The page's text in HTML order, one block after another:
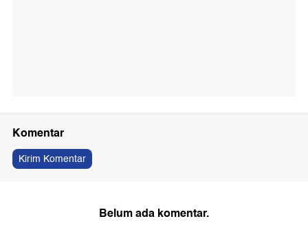
Komentar
Kirim Komentar
Belum ada komentar.